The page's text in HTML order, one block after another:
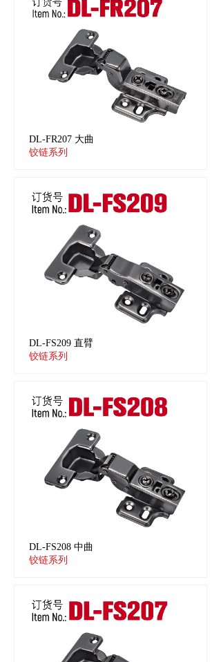
DL-FR207 大曲
铰链系列
DL-FS209 直臂
铰链系列
DL-FS208 中曲
铰链系列